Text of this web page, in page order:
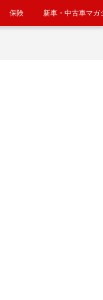
保険 新車・中古車マガ